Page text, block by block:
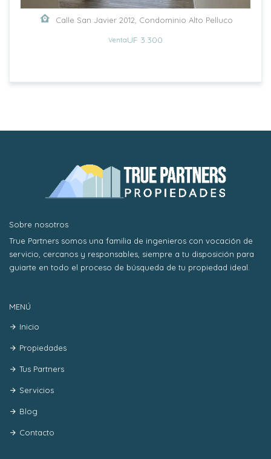
Calle San Javier 2012, Condominio Alto Pelluco
VentaUF 3.300
Sobre nosotros
True Partners somos una familia de ingenieros con vocación de
servicio, cercanos y responsables, siempre a tu disposición para
guiarte en todo el proceso de búsqueda de tu propiedad ideal.
MENÚ
Inicio
Propiedades
Tus Partners
Servicios
Blog
Contacto